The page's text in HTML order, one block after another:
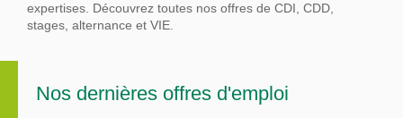
expertises. Découvrez toutes nos offres de CDI, CDD,
stages, alternance et VIE.
Nos dernières offres d'emploi